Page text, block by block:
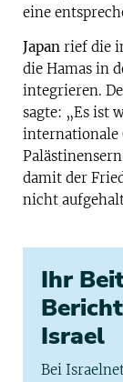
eine
Japan rief die
die Hamas in
integrieren.
sagte: „Es ist
internationale
damit der
nicht
Ihr
Israel
Bei